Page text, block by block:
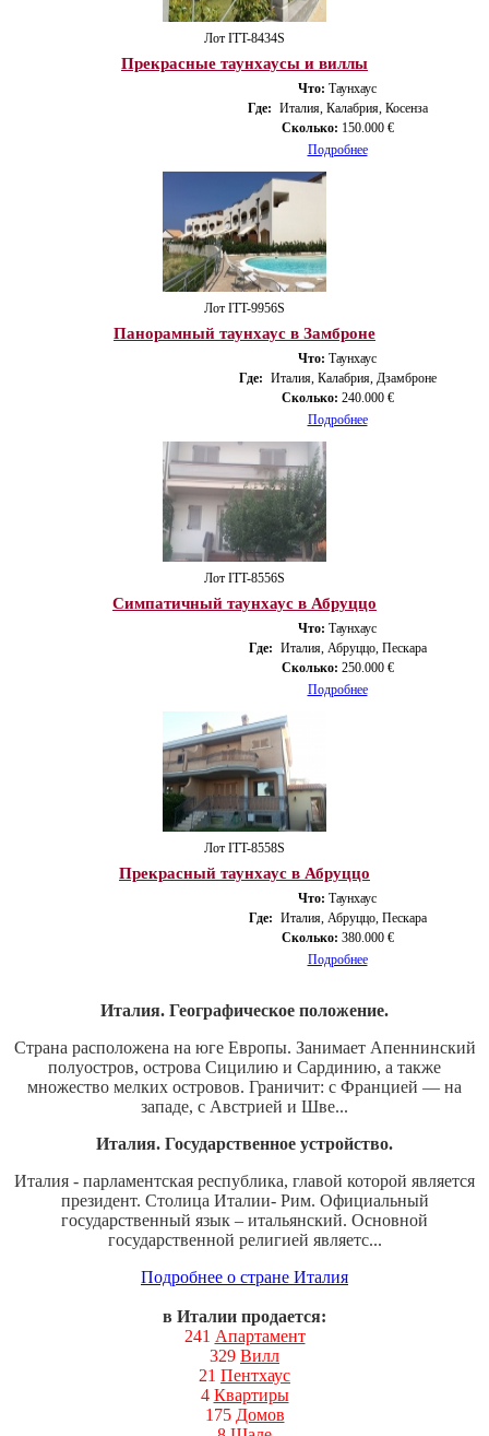
Лот ITT-8434S
Прекрасные таунхаусы и виллы
Что: Таунхаус
Где: Италия, Калабрия, Косенза
Сколько: 150.000 €
Подробнее
Лот ITT-9956S
Панорамный таунхаус в Замброне
Что: Таунхаус
Где: Италия, Калабрия, Дзамброне
Сколько: 240.000 €
Подробнее
Лот ITT-8556S
Симпатичный таунхаус в Абруццо
Что: Таунхаус
Где: Италия, Абруццо, Пескара
Сколько: 250.000 €
Подробнее
Лот ITT-8558S
Прекрасный таунхаус в Абруццо
Что: Таунхаус
Где: Италия, Абруццо, Пескара
Сколько: 380.000 €
Подробнее
Италия. Географическое положение.
Страна расположена на юге Европы. Занимает Апеннинский
полуостров, острова Сицилию и Сардинию, а также
множество мелких островов. Граничит: с Францией — на
западе, с Австрией и Шве...
Италия. Государственное устройство.
Италия - парламентская республика, главой которой является
президент. Столица Италии- Рим. Официальный
государственный язык – итальянский. Основной
государственной религией являетс...
Подробнее о стране Италия
в Италии продается:
241 Апартамент
329 Вилл
21 Пентхаус
4 Квартиры
175 Домов